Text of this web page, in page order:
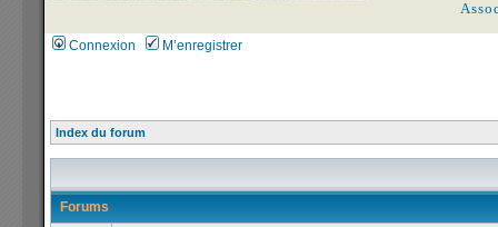
Connexion M’enregistrer
Index du forum
Forums